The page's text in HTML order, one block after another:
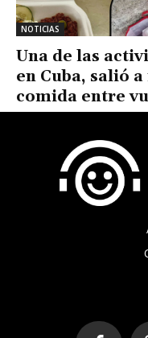
NOTICIAS
Una de las
en Cuba, salió
comida entre